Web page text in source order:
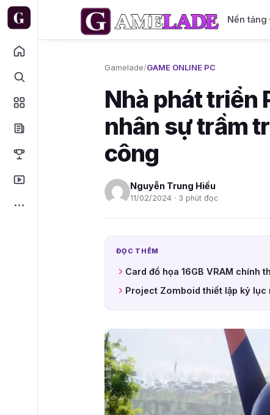
Nền tảng
Gamelade/GAME ONLINE PC
Nhà phát triển
nhân sự trầm
công
Nguyễn Trung Hiếu
11/02/2024 · 3 phút đọc
ĐỌC THÊM
Card đồ họa 16GB VRAM chính
Project Zomboid thiết lập kỷ lục